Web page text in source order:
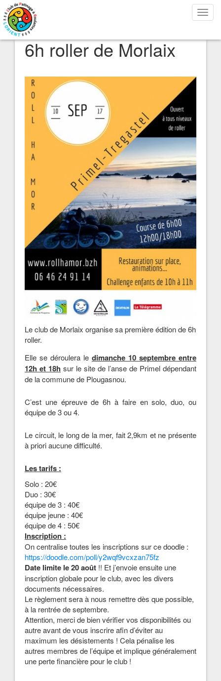
la
6h roller de Morlaix
Le club de Morlaix organise sa première édition de 6h
roller.
Elle se déroulera le dimanche 10 septembre entre
12h et 18h sur le site de l’anse de Primel dépendant
de la commune de Plougasnou.
C’est une épreuve de 6h à faire en solo, duo, ou
équipe de 3 ou 4.
Le circuit, le long de la mer, fait 2,9km et ne présente
à priori aucune difficulté.
Les tarifs :
Solo : 20€
Duo : 30€
équipe de 3 : 40€
équipe jeune : 40€
équipe de 4 : 50€
Inscription :
On centralise toutes les inscriptions sur ce doodle :
https://doodle.com/poll/y2wqf9vcxzan75fz
Date limite le 20 août !! Et j’envoie ensuite une
inscription globale pour le club, avec les divers
documents nécessaires.
Le règlement sera à nous remettre dès que possible,
à la rentrée de septembre.
Attention, merci de bien vérifier vos disponibilités ou
autre avant de vous inscrire afin d’éviter au
maximum les désistements ! Cela pénalise les
autres membres de l’équipe et implique généralement
une perte financière pour le club !